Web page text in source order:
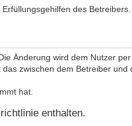
des Betreibers.
Änderung wird dem Nutzer per
zwischen dem Betreiber
hat.
enthalten.